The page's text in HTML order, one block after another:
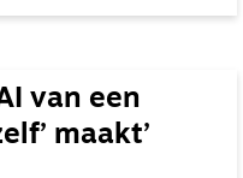
van een
maakt’